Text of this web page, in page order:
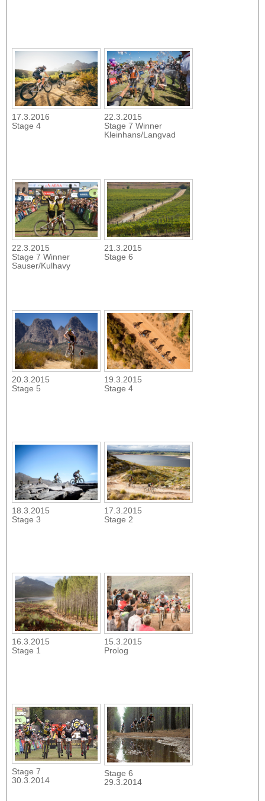
17.3.2016
Stage 4
22.3.2015
Stage 7 Winner
Kleinhans/Langvad
22.3.2015
Stage 7 Winner
Sauser/Kulhavy
21.3.2015
Stage 6
20.3.2015
Stage 5
19.3.2015
Stage 4
18.3.2015
Stage 3
17.3.2015
Stage 2
16.3.2015
Stage 1
15.3.2015
Prolog
Stage 7
30.3.2014
Stage 6
29.3.2014